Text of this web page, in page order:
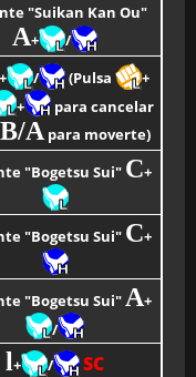
"Suikan Kan Ou"
A+ /
/ (Pulsa
+
+
para cancelar
B/Apara moverte)
"Bogetsu Sui" C+
"Bogetsu Sui" C+
"Bogetsu Sui" A+
/
l+ / SC